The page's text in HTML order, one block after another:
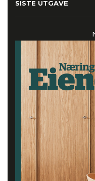
SISTE UTGAVE